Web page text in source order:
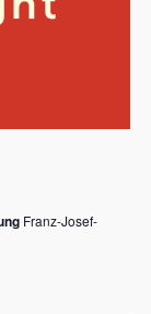
Franz-Josef-